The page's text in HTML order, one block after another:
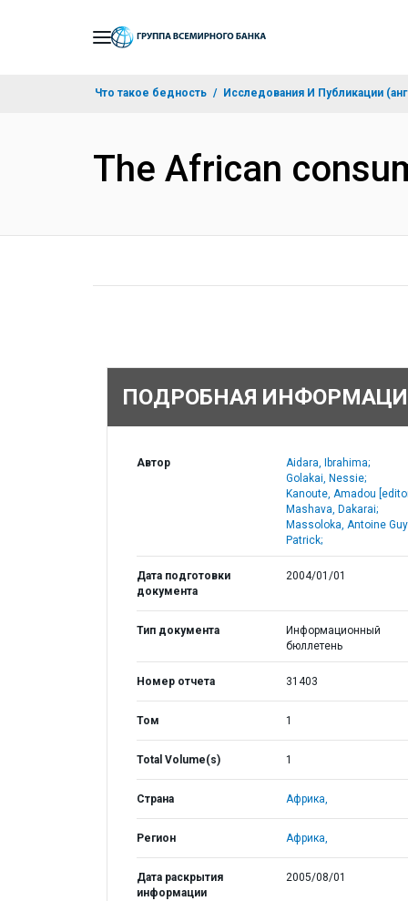
Что такое бедность Исследования И Публикации
The African
ПОДРОБНАЯ
Автор
Aidara, Ibrahima;
Golakai, Nessie;
Kanoute, Amadou
Mashava, Dakarai;
Massoloka, Antoine Guy
Patrick;
Дата подготовки
документа
2004/01/01
Тип документа
Информационный
бюллетень
Номер отчета 31403
Том 1
Total Volume(s) 1
Страна Африка,
Регион Африка,
Дата раскрытия
информации
2005/08/01